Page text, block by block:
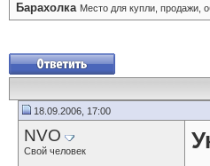
Барахолка Место для купли, продажи,
18.09.2006, 17:00
NVO
Свой человек